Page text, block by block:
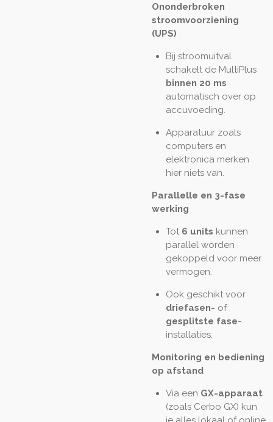
Ononderbroken
stroomvoorziening
(UPS)
Bij stroomuitval
schakelt de MultiPlus
binnen 20 ms
automatisch over op
accuvoeding.
Apparatuur zoals
computers en
elektronica merken
hier niets van.
Parallelle en 3-fase
werking
Tot 6 units kunnen
parallel worden
gekoppeld voor meer
vermogen.
Ook geschikt voor
driefasen- of
gesplitste fase-
installaties.
Monitoring en bediening
op afstand
Via een GX-apparaat
(zoals Cerbo GX) kun